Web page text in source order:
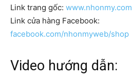
Link trang gốc: www.nhonmy.com
Link cửa hàng Facebook:
facebook.com/nhonmyweb/shop
Video hướng dẫn: